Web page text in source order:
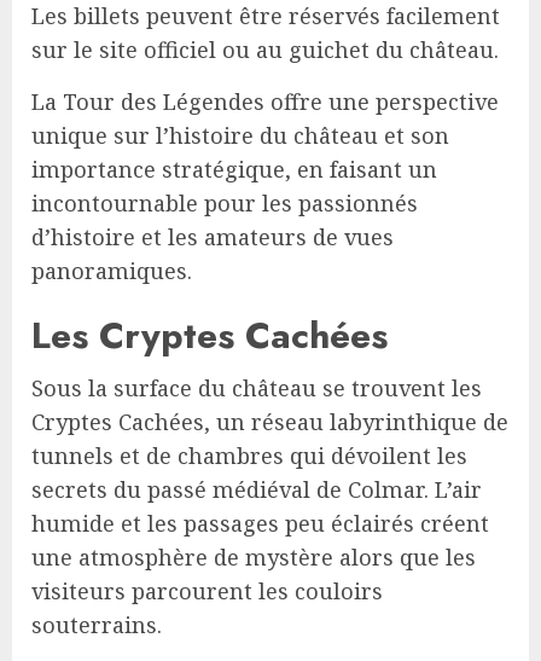
Les billets peuvent être réservés facilement
sur le site officiel ou au guichet du château.
La Tour des Légendes offre une perspective
unique sur l’histoire du château et son
importance stratégique, en faisant un
incontournable pour les passionnés
d’histoire et les amateurs de vues
panoramiques.
Les Cryptes Cachées
Sous la surface du château se trouvent les
Cryptes Cachées, un réseau labyrinthique de
tunnels et de chambres qui dévoilent les
secrets du passé médiéval de Colmar. L’air
humide et les passages peu éclairés créent
une atmosphère de mystère alors que les
visiteurs parcourent les couloirs
souterrains.